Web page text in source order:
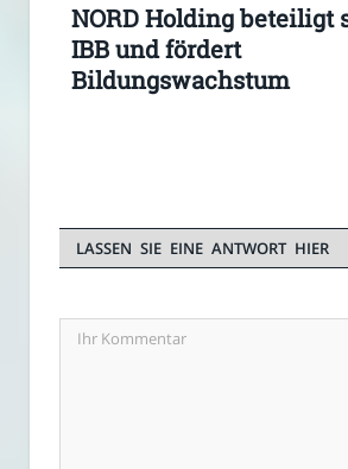
NORD Holding beteiligt
IBB und fördert
Bildungswachstum
LASSEN SIE EINE ANTWORT HIER